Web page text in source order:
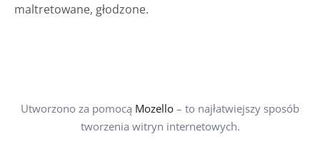
maltretowane, głodzone.
Utworzono za pomocą Mozello – to najłatwiejszy sposób
tworzenia witryn internetowych.